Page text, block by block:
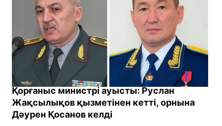
Қорғаныс министрі ауысты: Руслан
Жақсылықов қызметінен кетті, орнына
Дәурен Қосанов келді